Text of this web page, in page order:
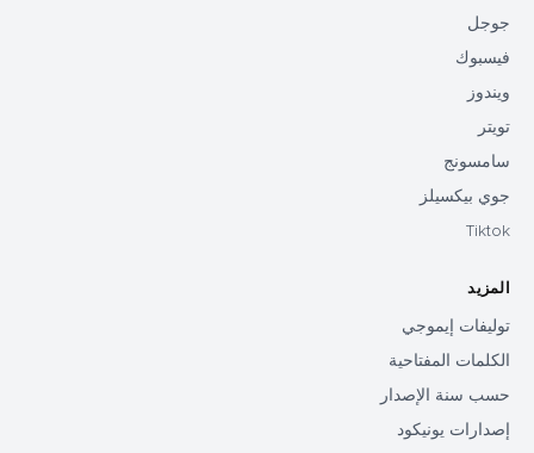
جوجل
فيسبوك
ويندوز
تويتر
سامسونج
جوي بيكسيلز
Tiktok
المزيد
توليفات إيموجي
الكلمات المفتاحية
حسب سنة الإصدار
إصدارات يونيكود